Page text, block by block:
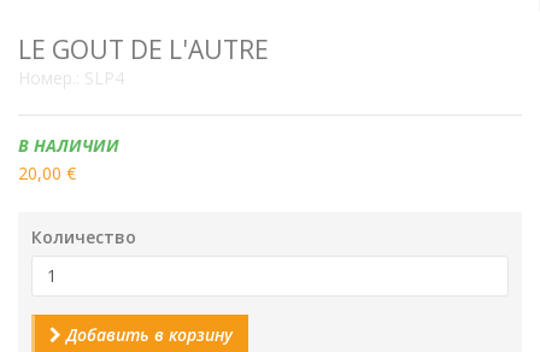
LE GOUT DE L'AUTRE
Номер.: SLP4
Наличие:
В НАЛИЧИИ
20,00 €
Количество
Добавить в корзину